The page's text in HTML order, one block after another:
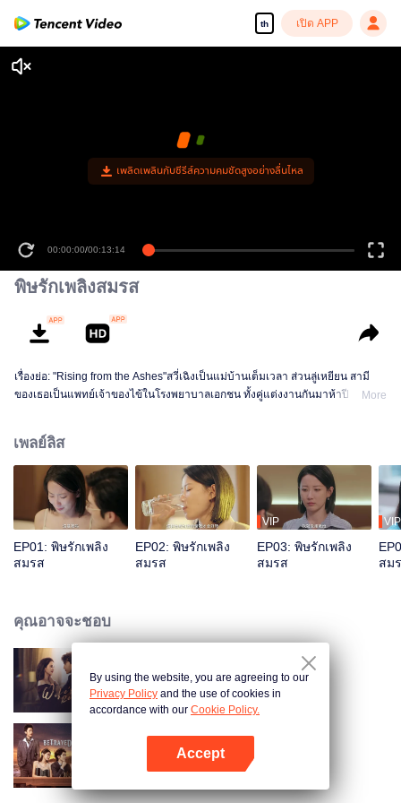
th เปิด APP
เพลิดเพลินกับซีรีส์ความคมชัดสูงอย่างลื่นไหล
00:00:00/00:13:14
พิษรักเพลิงสมรส
เรื่องย่อ: "Rising from the Ashes"สวี่เฉิงเป็นแม่บ้านเต็มเวลา ส่วนลู่เหยียน สามี
ของเธอเป็นแพทย์เจ้าของไข้ในโรงพยาบาลเอกชน ทั้งคู่แต่งงานกันมาห้าปี มี
อื่น แต่แล้วอุบัติเหตุรถยนต์ครั้งหนึ่งก็เปลี่ยนแปลงชีวิตแต่งงานที่ดูเหมือนจะ
สมบูรณ์แบบนี้ไปตลอดกาล ลู่เหยียนรอดชีวิตจากรถตกน้ำเพราะมีคนผ่านมาช่วย
แต่สวี่เฉิงกลับหายตัวไปอย่างไร้ร่องรอย
More
เพลย์ลิส
EP01: พิษรักเพลิง
สมรส
EP02: พิษรักเพลิง
สมรส
VIP
EP03: พิษรักเพลิง
สมรส
VIP
สม
คุณอาจจะชอบ
ปมรักแรงแค้น
รักซ้อน ซ่อนแค้น
By using the website, you are agreeing to our
Privacy Policy and the use of cookies in
accordance with our Cookie Policy.
Accept